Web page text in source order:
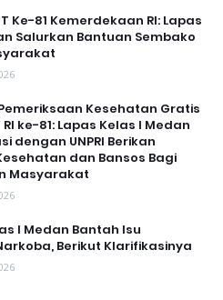
Ke-81 Kemerdekaan RI: Lapas
Salurkan Bantuan Sembako
Kesehatan Gratis
ke-81: Lapas Kelas I Medan
dengan UNPRI Berikan
dan Bansos Bagi
Masyarakat
I Medan Bantah Isu
Berikut Klarifikasinya